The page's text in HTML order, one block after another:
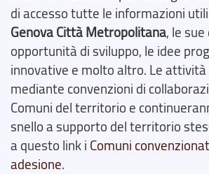
di accesso tutte le informazioni
Genova Città Metropolitana, le
opportunità di sviluppo, le idee
innovative e molto altro. Le
mediante convenzioni di
Comuni del territorio e
snello a supporto del territorio
a questo link i Comuni
adesione.